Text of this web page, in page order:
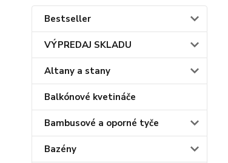
Bestseller
VÝPREDAJ SKLADU
Altany a stany
Balkónové kvetináče
Bambusové a oporné tyče
Bazény